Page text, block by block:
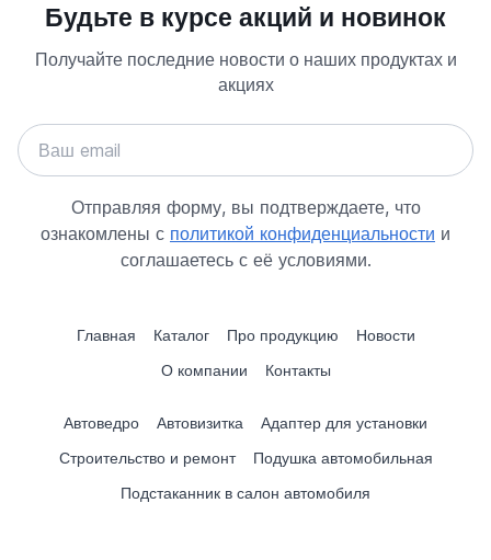
Будьте в курсе акций и новинок
Получайте последние новости о наших продуктах и
акциях
Отправляя форму, вы подтверждаете, что
ознакомлены с политикой конфиденциальности и
соглашаетесь с её условиями.
Главная Каталог Про продукцию
Новости
О компании
Контакты
Автоведро Автовизитка
Адаптер для установки
Строительство и ремонт
Подушка автомобильная
Подстаканник в салон автомобиля